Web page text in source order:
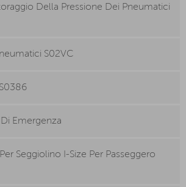
Della Pressione Dei Pneumatici
S02VC
Emergenza
Seggiolino I-Size Per Passeggero